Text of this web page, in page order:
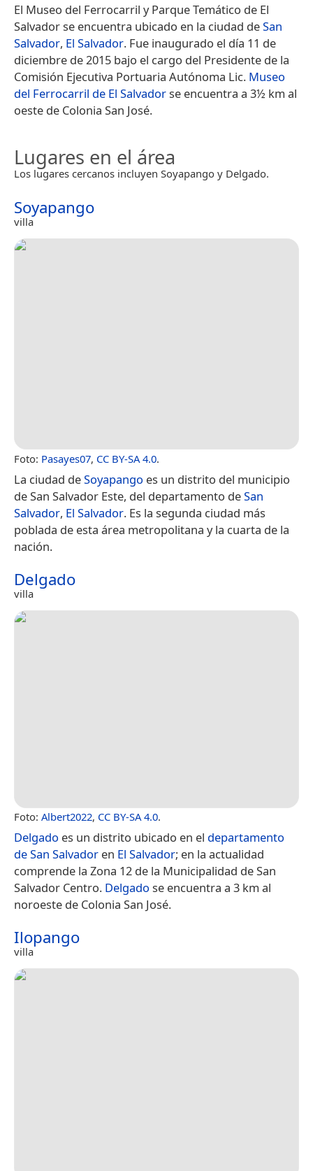
El Museo del Ferrocarril y Parque Temático de El
Salvador se encuentra ubicado en la ciudad deSan
Salvador, El Salvador. Fue inaugurado el día 11 de
diciembre de 2015 bajo el cargo del Presidente de la
Comisión Ejecutiva Portuaria Autónoma Lic. Museo
del Ferrocarril de El Salvadorse encuentra a 3½ km al
oeste de Colonia San José.
Lugares en el área
Los lugares cercanos incluyen Soyapango y Delgado.
Soyapango
villa
Foto: Pasayes07, CC BY-SA 4.0.
La ciudad deSoyapango es un distrito del municipio
de San Salvador Este, del departamento deSan
Salvador, El Salvador. Es la segunda ciudad más
poblada de esta área metropolitana y la cuarta de la
nación.
Delgado
villa
Foto: Albert2022, CC BY-SA 4.0.
Delgado es un distrito ubicado en el departamento
de San Salvador en El Salvador; en la actualidad
comprende la Zona 12​ de la Municipalidad de San
Salvador Centro. Delgado se encuentra a 3 km al
noroeste de Colonia San José.
Ilopango
villa